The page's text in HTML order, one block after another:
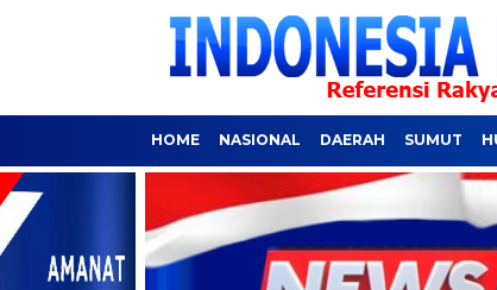
HOME NASIONAL DAERAH SUMUT